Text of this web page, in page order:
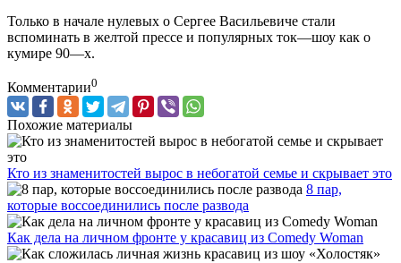
Только в начале нулевых о Сергее Васильевиче стали
вспоминать в желтой прессе и популярных ток—шоу как о
кумире 90—х.
Комментарии0
Похожие материалы
Кто из знаменитостей вырос в небогатой семье и скрывает это
8 пар,
которые воссоединились после развода
Как дела на личном фронте у красавиц из Comedy Woman